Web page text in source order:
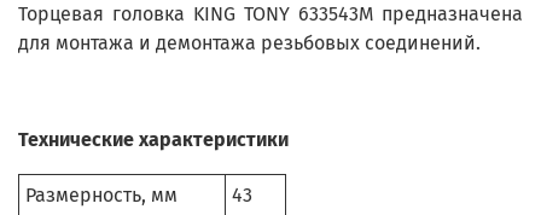
Торцевая головка KING TONY 633543M предназначена
для монтажа и демонтажа резьбовых соединений.
Технические характеристики
Размерность, мм
43